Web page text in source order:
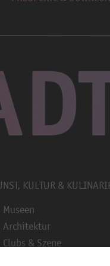
KULTUR &
Museen
Architektur
Clubs & Szene